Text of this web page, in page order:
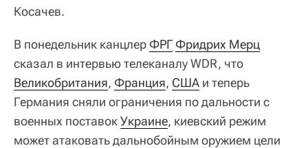
Косачев.
В понедельник канцлер ФРГ Фридрих Мерц
сказал в интервью телеканалу WDR, что
Великобритания, Франция, США и теперь
Германия сняли ограничения по дальности с
военных поставокУкраине, киевский режим
может атаковать дальнобойным оружием цели